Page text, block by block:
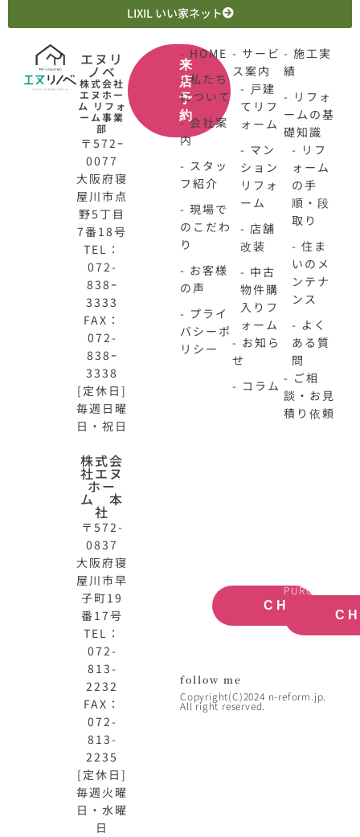
LIXIL いい家ネット
エヌリ
ノベ
株式会社
エヌホー
ム リフォ
ーム事業
部
〒572ｰ
0077
大阪府寝
屋川市点
野5丁目
7番18号
TEL：
072-
838ｰ
3333
FAX：
072-
838ｰ
3338
[定休日]
毎週日曜
日・祝日
株式会
社エヌ
ホー
ム 本
社
〒572-
0837
大阪府寝
屋川市早
子町19
番17号
TEL：
072-
813-
2232
FAX：
072-
813-
2235
[定休日]
毎週火曜
日・水曜
日
来
店
予
約
- HOME
- 私たち
について
- 会社案
内
- スタッ
フ紹介
- 現場で
のこだわ
り
- お客様
の声
- プライ
バシーポ
リシー
- サービ
ス案内
- 戸建
てリフ
ォーム
- マン
ション
リフォ
ーム
- 店舗
改装
- 中古
物件購
入りフ
ォーム
- お知ら
せ
- コラム
- 施工実
績
- リフォ
ームの基
礎知識
- リフ
ォーム
の手
順・段
取り
- 住ま
いのメ
ンテナ
ンス
- よく
ある質
問
- ご相
談・お見
積り依頼
CHECK
PURCHASE
follow me
Copyright(C)2024 n-reform.jp.
All right reserved.